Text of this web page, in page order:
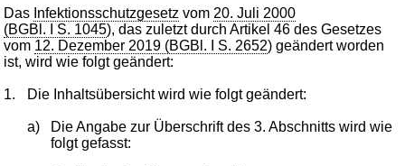
Das Infektionsschutzgesetz vom 20. Juli 2000
(BGBl. I S. 1045), das zuletzt durch Artikel 46 des Gesetzes
vom 12. Dezember 2019 (BGBl. I S. 2652) geändert worden
ist, wird wie folgt geändert:
1. Die Inhaltsübersicht wird wie folgt geändert:
a)
Die Angabe zur Überschrift des 3. Abschnitts wird wie
folgt gefasst: